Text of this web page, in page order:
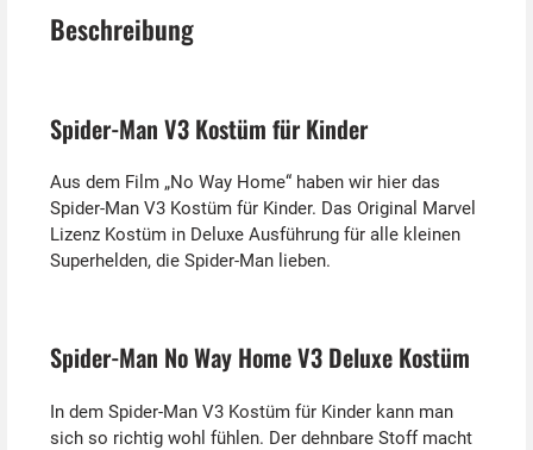
Beschreibung
Spider-Man V3 Kostüm für Kinder
Aus dem Film „No Way Home“ haben wir hier das
Spider-Man V3 Kostüm für Kinder. Das Original Marvel
Lizenz Kostüm in Deluxe Ausführung für alle kleinen
Superhelden, die Spider-Man lieben.
Spider-Man No Way Home V3 Deluxe Kostüm
In dem Spider-Man V3 Kostüm für Kinder kann man
sich so richtig wohl fühlen. Der dehnbare Stoff macht